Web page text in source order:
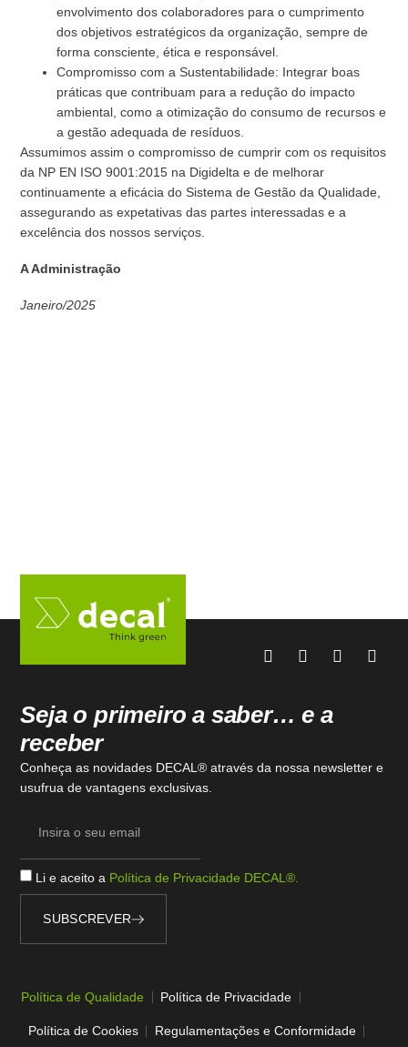
envolvimento dos colaboradores para o cumprimento
dos objetivos estratégicos da organização, sempre de
forma consciente, ética e responsável.
Compromisso com a Sustentabilidade: Integrar boas
práticas que contribuam para a redução do impacto
ambiental, como a otimização do consumo de recursos e
a gestão adequada de resíduos.
Assumimos assim o compromisso de cumprir com os requisitos
da NP EN ISO 9001:2015 na Digidelta e de melhorar
continuamente a eficácia do Sistema de Gestão da Qualidade,
assegurando as expetativas das partes interessadas e a
excelência dos nossos serviços.
A Administração
Janeiro/2025
Seja o primeiro a saber… e a
receber
Conheça as novidades DECAL® através da nossa newsletter e
usufrua de vantagens exclusivas.
Li e aceito a Política de Privacidade DECAL®.
SUBSCREVER
Política de Qualidade Política de Privacidade
Política de Cookies Regulamentações e Conformidade